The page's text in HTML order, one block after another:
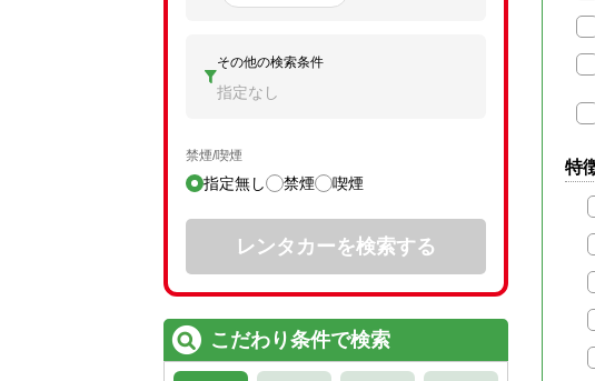
特
その他の検索条件
指定なし
禁煙/喫煙
指定無し 禁煙 喫煙
レンタカーを検索する
こだわり条件で検索